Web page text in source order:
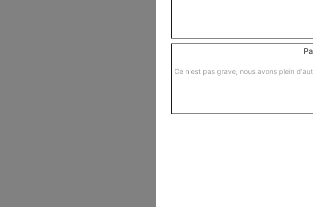
San
Bière
Ce n'est pas grave, nous avons plein